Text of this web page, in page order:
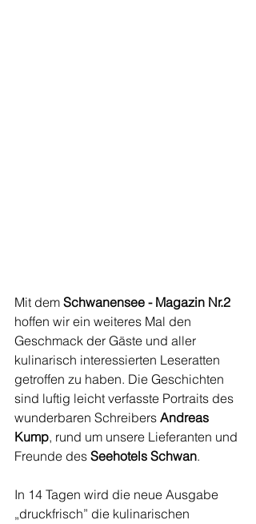
Mit dem Schwanensee - Magazin Nr.2
hoffen wir ein weiteres Mal den
Geschmack der Gäste und aller
kulinarisch interessierten Leseratten
getroffen zu haben. Die Geschichten
sind luftig leicht verfasste Portraits des
wunderbaren Schreibers Andreas
Kump, rund um unsere Lieferanten und
Freunde des Seehotels Schwan.
In 14 Tagen wird die neue Ausgabe
„druckfrisch” die kulinarischen